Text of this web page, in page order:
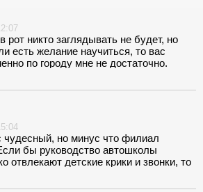
споров у нас с ним возникало в момент
занятия.
рот никто заглядывать не будет, но
есть желание научиться, то вас
по городу мне не достаточно.
по городу, а то одна
чудесный, но минус что филиал
бы руководство автошколы
отвлекают детские крики и звонки, то
бы помещение получше.